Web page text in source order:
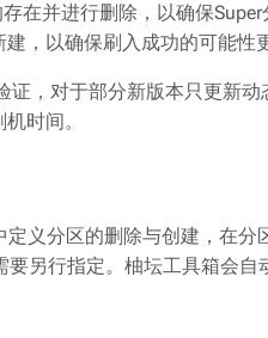
在并进行删除，以确保
，以确保刷入成功的可能性
证，对于部分新版本只更新
时间。
定义分区的删除与创建，在分
另行指定。柚坛工具箱会